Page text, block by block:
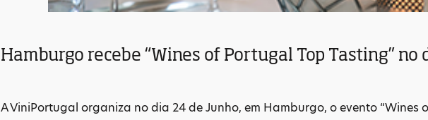
Hamburgo recebe “Wines of Portugal Top Tasting” no
A ViniPortugal organiza no dia 24 de Junho, em Hamburgo, o evento “Wines